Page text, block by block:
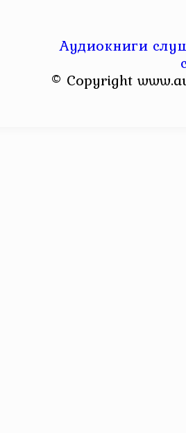
Аудиокниги
© Copyright